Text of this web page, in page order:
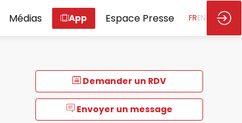
Médias App Espace Presse FREN
Demander un RDV
Envoyer un message